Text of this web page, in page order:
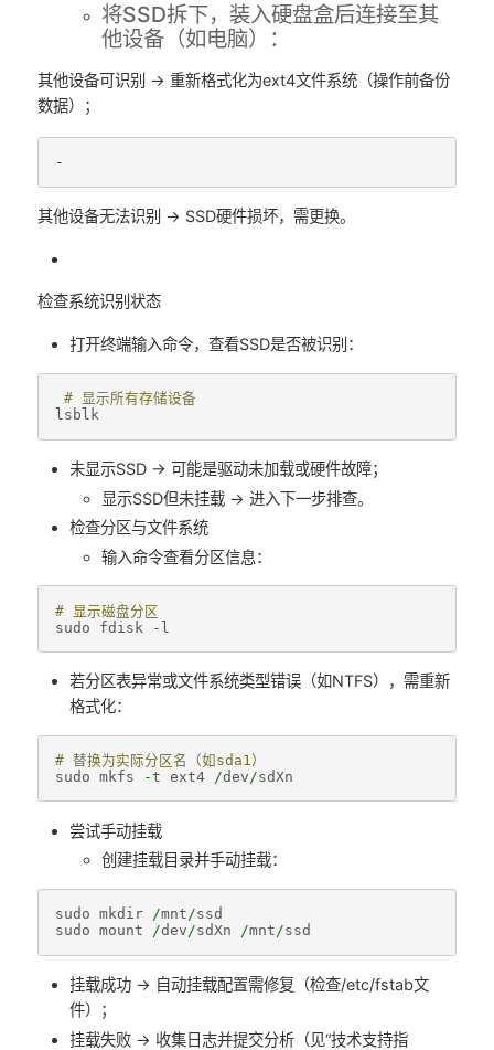
将SSD拆下，装入硬盘盒后连接至其
他设备（如电脑）：
其他设备可识别 → 重新格式化为ext4文件系统（操作前备份
数据）；
其他设备无法识别 → SSD硬件损坏，需更换。
检查系统识别状态
打开终端输入命令，查看SSD是否被识别：
# 显示所有存储设备
lsblk
未显示SSD → 可能是驱动未加载或硬件故障；
显示SSD但未挂载 → 进入下一步排查。
检查分区与文件系统
输入命令查看分区信息：
# 显示磁盘分区
sudo
fdisk - l
若分区表异常或文件系统类型错误（如NTFS），需重新
格式化：
# 替换为实际分区名（如sda1）
sudo mkfs -t ext4 /dev/sdXn
尝试手动挂载
创建挂载目录并手动挂载：
sudo mkdir /mnt/ssd
sudo mount /dev/sdXn /mnt/ssd
挂载成功 → 自动挂载配置需修复（检查/etc/fstab文
件）；
挂载失败 → 收集日志并提交分析（见“技术支持指